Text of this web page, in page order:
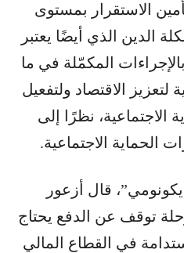
الاستقرار بمستوى
الدين الذي أيضًا يعتبر
المكمّلة في ما
لتعزيز الاقتصاد ولتفعيل
الاجتماعية، نظرًا إلى
الحماية الاجتماعية.
قال أزعور
توقف عن الدفع يحتاج
في القطاع المالي